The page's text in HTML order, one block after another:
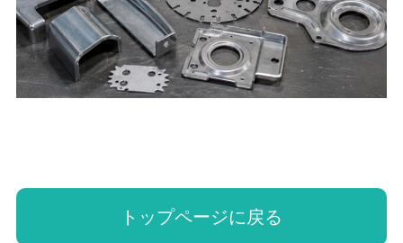
トップページに戻る